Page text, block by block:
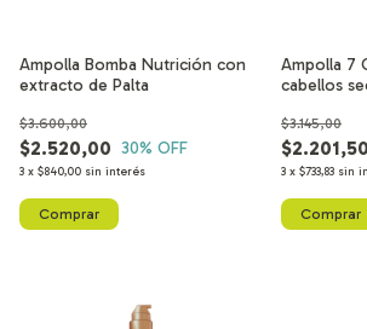
Ampolla Bomba Nutrición con
extracto de Palta
$2.520,00
$3.600,00
30% OFF
3 x $840,00 sin interés
Ampolla 7
cabellos
$2.201,50
$3.145,00
3 x $733,83 sin